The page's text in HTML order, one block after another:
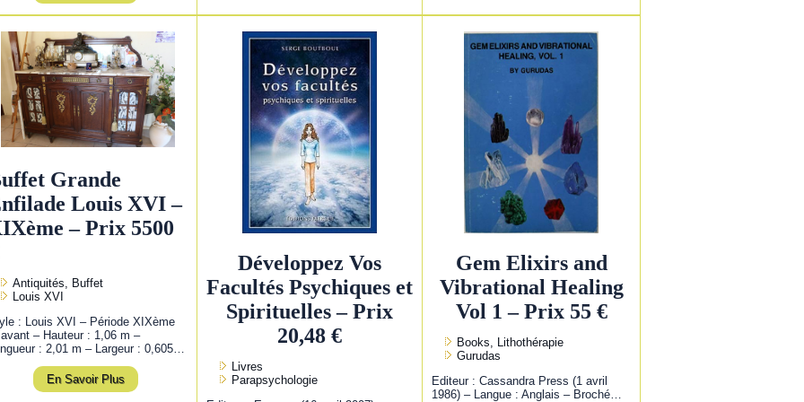
Grande
Louis XVI –
– Prix 5500
Antiquités, Buffet
Louis XVI
: Louis XVI – Période XIXème
– Hauteur : 1,06 m –
: 2,01 m – Largeur : 0,605…
En Savoir Plus
Développez Vos
Facultés Psychiques et
Spirituelles – Prix
20,48 €
Livres
Parapsychologie
Gem Elixirs and
Vibrational Healing
Vol 1 – Prix 55 €
Books, Lithothérapie
Gurudas
Editeur : Cassandra Press (1 avril
1986) – Langue : Anglais – Broché…